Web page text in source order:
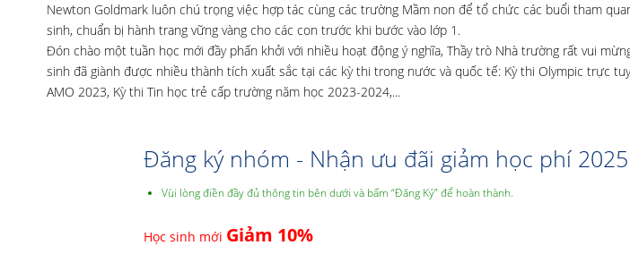
Newton Goldmark luôn chú trọng việc hợp tác cùng các trường Mầm non để tổ chức các buổi tham
sinh, chuẩn bị hành trang vững vàng cho các con trước khi bước vào lớp 1.
Đón chào một tuần học mới đầy phấn khởi với nhiều hoạt động ý nghĩa, Thầy trò Nhà trường rất vui
sinh đã giành được nhiều thành tích xuất sắc tại các kỳ thi trong nước và quốc tế: Kỳ thi Olympic trực
AMO 2023, Kỳ thi Tin học trẻ cấp trường năm học 2023-2024,...
Đăng ký nhóm - Nhận ưu đãi giảm học phí
Vùi lòng điền đầy đủ thông tin bên dưới và bấm “Đăng Ký” để hoàn thành.
Học sinh mới Giảm 10%